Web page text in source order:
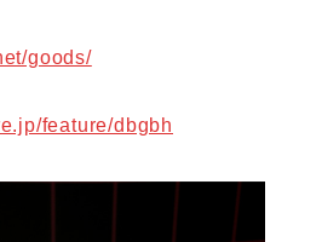
goods/
feature/dbgbh